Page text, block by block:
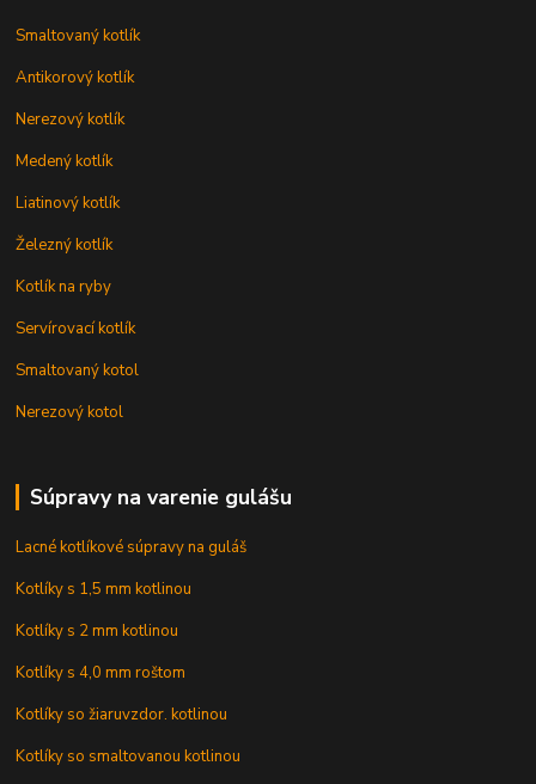
Smaltovaný kotlík
Antikorový kotlík
Nerezový kotlík
Medený kotlík
Liatinový kotlík
Železný kotlík
Kotlík na ryby
Servírovací kotlík
Smaltovaný kotol
Nerezový kotol
Súpravy na varenie gulášu
Lacné kotlíkové súpravy na guláš
Kotlíky s 1,5 mm kotlinou
Kotlíky s 2 mm kotlinou
Kotlíky s 4,0 mm roštom
Kotlíky so žiaruvzdor. kotlinou
Kotlíky so smaltovanou kotlinou